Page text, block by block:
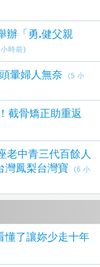
辦「勇.健父親
時前)
連續數月頭暈婦人無奈
(5 小
截骨矯正助重返
老中青三代百餘人
鳳梨台灣寶
(6 小
懂了讓妳少走十年